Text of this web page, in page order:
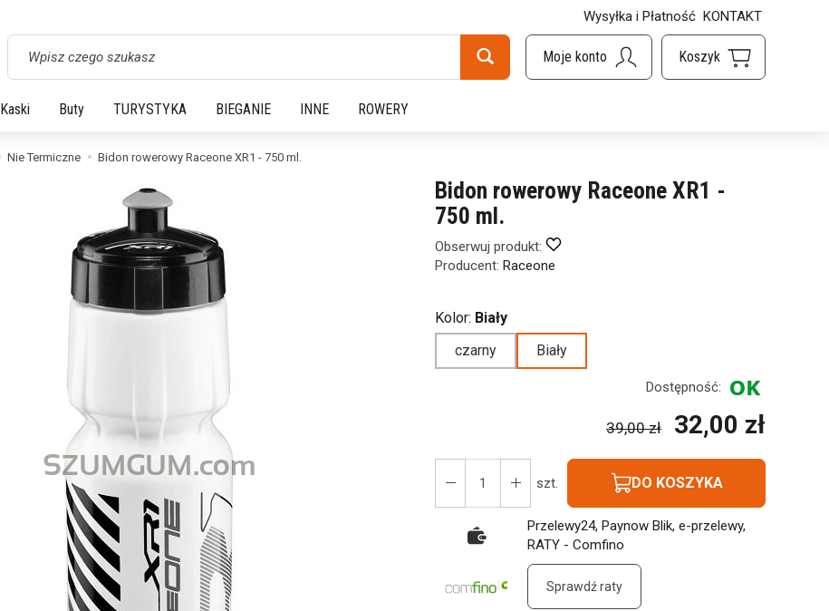
Wysyłka i Płatność KONTAKT
Wyszukaj
Kaski Buty TURYSTYKA BIEGANIE INNE ROWERY
Nie Termiczne Bidon rowerowy Raceone XR1 - 750 ml.
Bidon rowerowy Raceone XR1 -
750 ml.
Obserwuj produkt:
Producent: Raceone
Kolor: Biały
czarny
Biały
Dostępność:
39,00 zł 32,00 zł
szt. DO KOSZYKA
Przelewy24, Paynow Blik, e-przelewy,
RATY - Comfino
Sprawdź raty